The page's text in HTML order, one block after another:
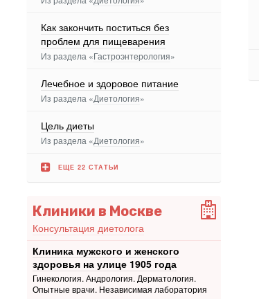
Как закончить поститься без
проблем для пищеварения
Из раздела «Гастроэнтерология»
Лечебное и здоровое питание
Из раздела «Диетология»
Цель диеты
Из раздела «Диетология»
ЕЩЕ 22 СТАТЬИ
Клиники в Москве
Консультация диетолога
Клиника мужского и женского
здоровья на улице 1905 года
Гинекология. Андрология. Дерматология.
Опытные врачи. Независимая лаборатория